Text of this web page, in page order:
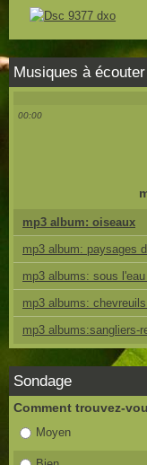
Musiques à
00:00
mp3 album: oiseaux
mp3 album: paysages
mp3 albums: sous
mp3 albums:
mp3 albums:sangliers-
Sondage
Comment trouvez-
Moyen